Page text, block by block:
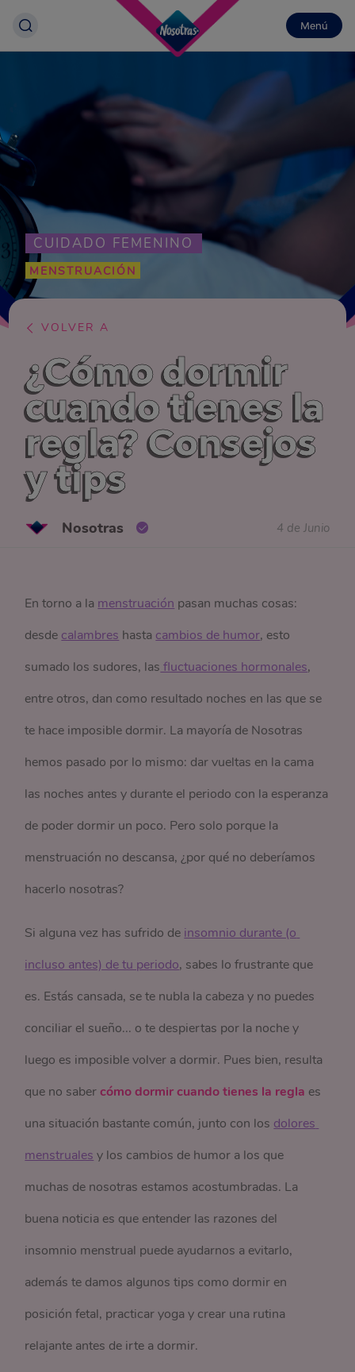
Menú
CUIDADO FEMENINO
MENSTRUACIÓN
VOLVER A
¿Cómo dormir
cuando tienes la
regla? Consejos
y tips
Nosotras 4 de Junio
En torno a la menstruación pasan muchas cosas:
desde calambres hasta cambios de humor, esto
sumado los sudores, las fluctuaciones hormonales,
entre otros, dan como resultado noches en las que se
te hace imposible dormir. La mayoría de Nosotras
hemos pasado por lo mismo: dar vueltas en la cama
las noches antes y durante el periodo con la esperanza
de poder dormir un poco. Pero solo porque la
menstruación no descansa, ¿por qué no deberíamos
hacerlo nosotras?
Si alguna vez has sufrido de insomnio durante (o
incluso antes) de tu periodo, sabes lo frustrante que
es. Estás cansada, se te nubla la cabeza y no puedes
conciliar el sueño... o te despiertas por la noche y
luego es imposible volver a dormir. Pues bien, resulta
que no sabercómo dormir cuando tienes la regla es
una situación bastante común, junto con los dolores
menstruales y los cambios de humor a los que
muchas de nosotras estamos acostumbradas. La
buena noticia es que entender las razones del
insomnio menstrual puede ayudarnos a evitarlo,
además te damos algunos tips como dormir en
posición fetal, practicar yoga y crear una rutina
relajante antes de irte a dormir.